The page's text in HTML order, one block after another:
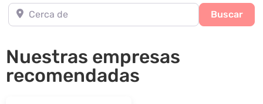
Cerca de
Buscar
Nuestras empresas
recomendadas